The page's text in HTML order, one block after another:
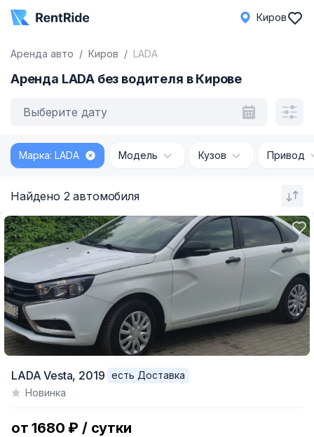
Киров
Аренда авто Киров LADA
Аренда LADA без водителя в Кирове
Выберите дату
Марка: LADA Модель Кузов Привод
Найдено 2 автомобиля
LADA Vesta, 2019
есть Доставка
Новинка
от 1680 ₽ / сутки